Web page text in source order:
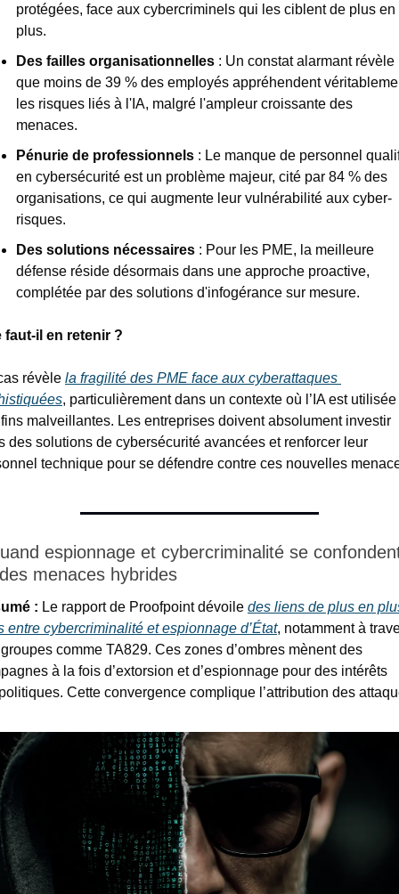
protégées, face aux cybercriminels qui les ciblent de plus en
plus.
Des failles organisationnelles : Un constat alarmant révèle
que moins de 39 % des employés appréhendent
les risques liés à l'IA, malgré l'ampleur croissante des
menaces.
Pénurie de professionnels : Le manque de personnel
en cybersécurité est un problème majeur, cité par 84 % des
organisations, ce qui augmente leur vulnérabilité aux cyber-
risques.
Des solutions nécessaires : Pour les PME, la meilleure
défense réside désormais dans une approche proactive,
complétée par des solutions d'infogérance sur mesure.
faut-il en retenir ?
révèle la fragilité des PME face aux cyberattaques
, particulièrement dans un contexte où l’IA est utilisée
malveillantes. Les entreprises doivent absolument investir
des solutions de cybersécurité avancées et renforcer leur
technique pour se défendre contre ces nouvelles
espionnage et cybercriminalité se
menaces hybrides
: Le rapport de Proofpoint dévoile des liens de plus en
entre cybercriminalité et espionnage d’État, notamment à
comme TA829. Ces zones d’ombres mènent des
à la fois d’extorsion et d’espionnage pour des intérêts
Cette convergence complique l’attribution des